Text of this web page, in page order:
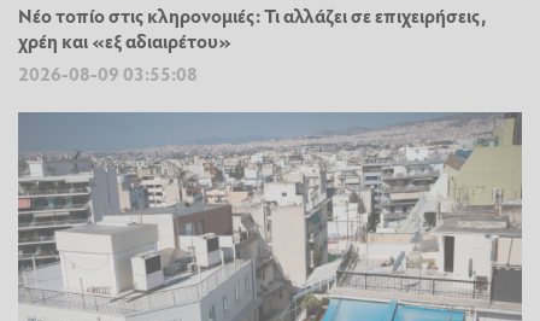
Νέο τοπίο στις κληρονομιές: Τι αλλάζει σε επιχειρήσεις,
χρέη και «εξ αδιαιρέτου»
2026-08-09 03:55:08